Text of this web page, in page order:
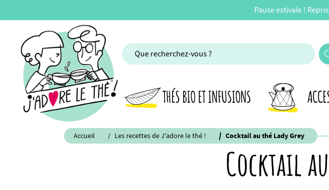
Pause estivale !
THÉS BIO ET INFUSIONS
Accueil Les recettes de J'adore le thé ! Cocktail au thé Lady Grey
Cocktail